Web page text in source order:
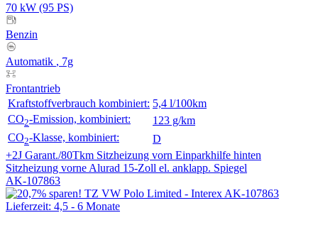
70 kW (95 PS)
Benzin
Automatik , 7g
Frontantrieb
Kraftstoffverbrauch kombiniert: 5,4 l/100km
CO2-Emission, kombiniert:
123 g/km
CO2-Klasse, kombiniert:
D
+2J Garant./80Tkm Sitzheizung vorn Einparkhilfe hinten
Sitzheizung vorne Alurad 15-Zoll el. anklapp. Spiegel
AK-107863
Lieferzeit: 4,5 - 6 Monate